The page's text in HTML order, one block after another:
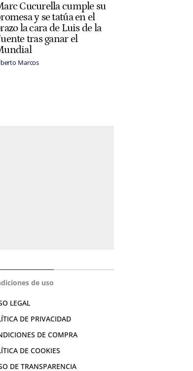
Cucurella cumple su
y se tatúa en el
la cara de Luis de la
tras ganar el
Marcos
de uso
LEGAL
DE PRIVACIDAD
DE COMPRA
DE COOKIES
DE TRANSPARENCIA